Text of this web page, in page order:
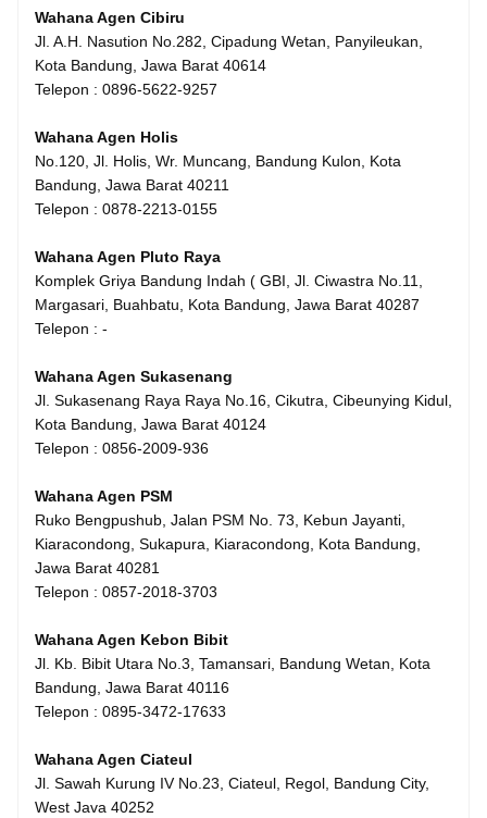
Wahana Agen Cibiru
Jl. A.H. Nasution No.282, Cipadung Wetan, Panyileukan,
Kota Bandung, Jawa Barat 40614
Telepon : 0896-5622-9257
Wahana Agen Holis
No.120, Jl. Holis, Wr. Muncang, Bandung Kulon, Kota
Bandung, Jawa Barat 40211
Telepon : 0878-2213-0155
Wahana Agen Pluto Raya
Komplek Griya Bandung Indah ( GBI, Jl. Ciwastra No.11,
Margasari, Buahbatu, Kota Bandung, Jawa Barat 40287
Telepon : -
Wahana Agen Sukasenang
Jl. Sukasenang Raya Raya No.16, Cikutra, Cibeunying Kidul,
Kota Bandung, Jawa Barat 40124
Telepon : 0856-2009-936
Wahana Agen PSM
Ruko Bengpushub, Jalan PSM No. 73, Kebun Jayanti,
Kiaracondong, Sukapura, Kiaracondong, Kota Bandung,
Jawa Barat 40281
Telepon : 0857-2018-3703
Wahana Agen Kebon Bibit
Jl. Kb. Bibit Utara No.3, Tamansari, Bandung Wetan, Kota
Bandung, Jawa Barat 40116
Telepon : 0895-3472-17633
Wahana Agen Ciateul
Jl. Sawah Kurung IV No.23, Ciateul, Regol, Bandung City,
West Java 40252